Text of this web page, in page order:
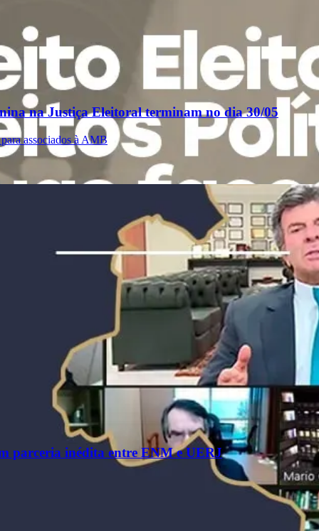
na Justiça Eleitoral terminam no dia 30/05
associados à AMB
parceria inédita entre ENM e UERJ